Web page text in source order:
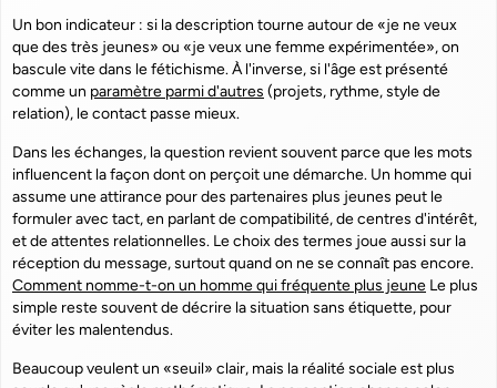
Un bon indicateur : si la description tourne autour de «je ne veux
que des très jeunes» ou «je veux une femme expérimentée», on
bascule vite dans le fétichisme. À l'inverse, si l'âge est présenté
comme un paramètre parmi d'autres (projets, rythme, style de
relation), le contact passe mieux.
Dans les échanges, la question revient souvent parce que les mots
influencent la façon dont on perçoit une démarche. Un homme qui
assume une attirance pour des partenaires plus jeunes peut le
formuler avec tact, en parlant de compatibilité, de centres d'intérêt,
et de attentes relationnelles. Le choix des termes joue aussi sur la
réception du message, surtout quand on ne se connaît pas encore.
Comment nomme-t-on un homme qui fréquente plus jeune Le plus
simple reste souvent de décrire la situation sans étiquette, pour
éviter les malentendus.
Beaucoup veulent un «seuil» clair, mais la réalité sociale est plus